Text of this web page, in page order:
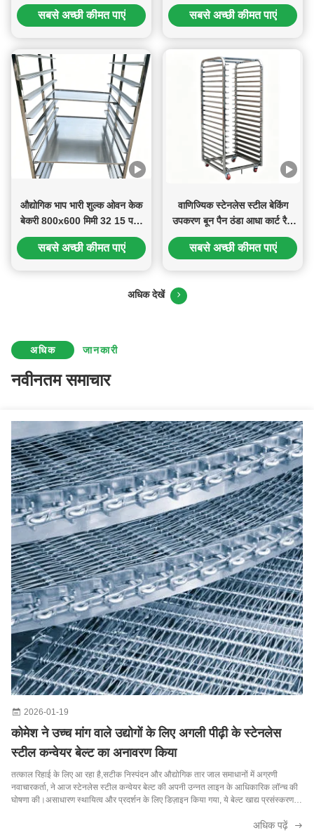
हुए खाद्य ट्रे
सबसे अच्छी कीमत पाएं
बीबीक्यू रैक
सबसे अच्छी कीमत पाएं
औद्योगिक भाप भारी शुल्क ओवन केक
बेकरी 800x600 मिमी 32 15 परत
60x40 16 ट्रे स्टेनलेस स्टील 304
ट्रॉली बून पैन रैक
सबसे अच्छी कीमत पाएं
वाणिज्यिक स्टेनलेस स्टील बेकिंग
उपकरण बून पैन ठंडा आधा कार्ट रैक
सूखी बेकिंग बेकरी रोटी ट्रे ट्रॉली
सबसे अच्छी कीमत पाएं
अधिक देखें
अधिक जानकारी
नवीनतम समाचार
2026-01-19
कोमेश ने उच्च मांग वाले उद्योगों के लिए अगली पीढ़ी के स्टेनलेस
स्टील कन्वेयर बेल्ट का अनावरण किया
तत्काल रिहाई के लिए आ रहा है,सटीक निस्पंदन और औद्योगिक तार जाल समाधानों में अग्रणी
नवाचारकर्ता, ने आज स्टेनलेस स्टील कन्वेयर बेल्ट की अपनी उन्नत लाइन के आधिकारिक लॉन्च की
घोषणा की।असाधारण स्थायित्व और प्रदर्शन के लिए डिज़ाइन किया गया, ये बेल्ट खाद्य प्रसंस्करण,
अधिक पढ़ें